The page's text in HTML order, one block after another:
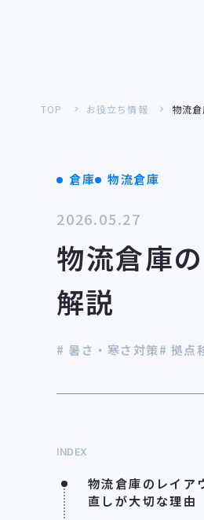
施設から探す
工事内容から探す
TOP お役立ち情報 物流
倉庫 物流倉庫
2026.05.27
物流倉庫
解説
# 暑さ・寒さ対策# 拠点
INDEX
物流倉庫のレイア
直しが大切な理由